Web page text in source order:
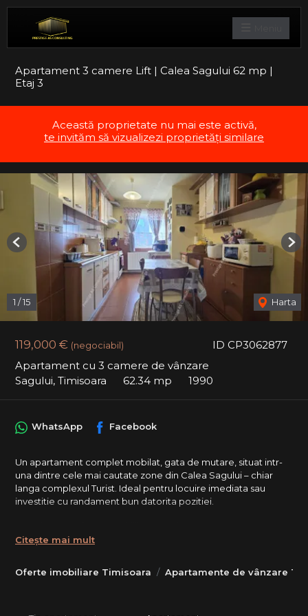
Apartament 3 camere Lift | Calea Sagului 62 mp |
Etaj 3
Această proprietate nu mai este activă,
te invităm să vizualizezi proprietăți similare
ID CP3062877
119,000 € (negociabil)
Apartament cu 3 camere de vânzare
Sagului, Timisoara
62.34 mp 1990
1 /15 Harta
Previous
Oferte imobiliare Timisoara Apartamente de vânzare
WhatsApp Facebook
Un apartament complet mobilat, gata de mutare, situat intr-
una dintre cele mai cautate zone din Calea Sagului – chiar
langa complexul Turist. Ideal pentru locuire imediata sau
investitie cu randament bun datorita pozitiei.
compartimentare si accesibilitate, intr-un bloc cu lift nou si
Despre proprietate:
Citește mai mult